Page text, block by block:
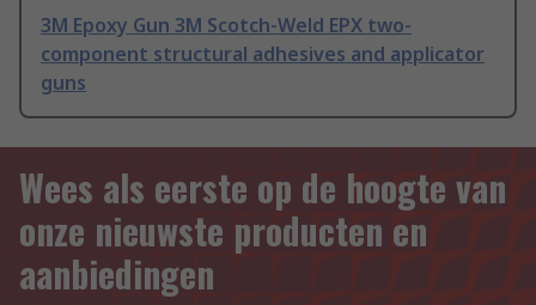
3M Epoxy Gun 3M Scotch-Weld EPX two-
component structural adhesives and applicator
guns
Wees als eerste op de hoogte van
onze nieuwste producten en
aanbiedingen